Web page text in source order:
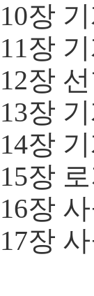
10장
11장
12장
13장
14장
15장
16장
17장